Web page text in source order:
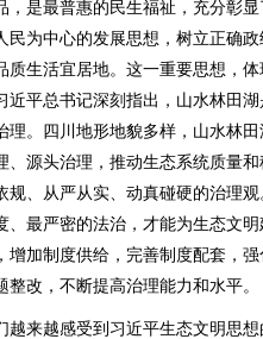
，是最普惠的民生福祉，充分彰
民为中心的发展思想，树立正确
生活宜居地。这一重要思想，体
平总书记深刻指出，山水林田湖
理。四川地形地貌多样，山水林
、源头治理，推动生态系统质量
规、从严从实、动真碰硬的治理
、最严密的法治，才能为生态文
增加制度供给，完善制度配套，
改，不断提高治理能力和水平。
来越感受到习近平生态文明思想